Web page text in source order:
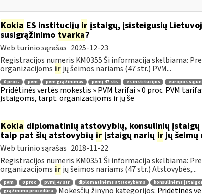
Kokia ES institucijųirįstaigų, įsisteigusių
susigrąžinimo tvarka?
Web turinio sąrašas 2025-12-23
Registracijos numeris KM0355 Ši informacija skelbiama:
organizacijoms ir jų šeimos nariams (47 str.) PVM...
0 proc. pvm pvm grąžinimas pvmį 47 str. es institucijos europos
Pridėtinės vertės mokestis » PVM tarifai » 0 proc. PVM
įstaigoms, tarpt. organizacijoms ir jų še
Kokia diplomatinių atstovybių, konsulinių įstaigų
taip pat šių atstovybių irįstaigų narių irjų šeimų
Web turinio sąrašas 2018-11-22
Registracijos numeris KM0351 Ši informacija skelbiama:
organizacijoms ir jų šeimos nariams (47 str.) Atstovybės,...
pvm 0 proc pvmį 47 str diplomatinėms atstovybėms konsulinėms
grąžinimo procedūra
Mokesčių žinyno kategorijos: Pridėtinės